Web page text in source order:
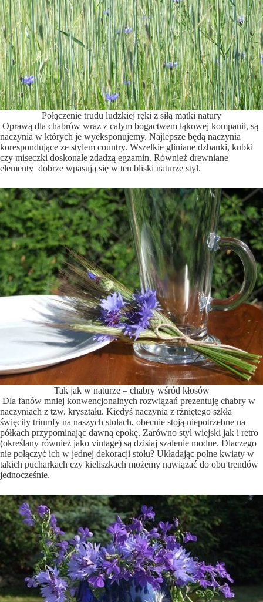
Połączenie trudu ludzkiej ręki z siłą matki natury
Oprawą dla chabrów wraz z całym bogactwem łąkowej kompanii, są
naczynia w których je wyeksponujemy. Najlepsze będą naczynia
korespondujące ze stylem country. Wszelkie gliniane dzbanki, kubki
czy miseczki doskonale zdadzą egzamin. Również drewniane
elementy dobrze wpasują się w ten bliski naturze styl.
Tak jak w naturze – chabry wśród kłosów
Dla fanów mniej konwencjonalnych rozwiązań prezentuję chabry w
naczyniach z tzw. kryształu. Kiedyś naczynia z rżniętego szkła
święciły triumfy na naszych stołach, obecnie stoją niepotrzebne na
półkach przypominając dawną epokę. Zarówno styl wiejski jak i retro
(określany również jako vintage) są dzisiaj szalenie modne. Dlaczego
nie połączyć ich w jednej dekoracji stołu? Układając polne kwiaty w
takich pucharkach czy kieliszkach możemy nawiązać do obu trendów
jednocześnie.